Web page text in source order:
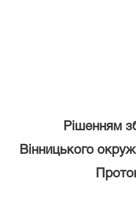
Рішенням
Вінницького